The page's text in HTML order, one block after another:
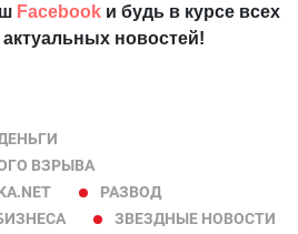
Facebook и будь в курсе всех
новостей!
ВЗРЫВА
РАЗВОД
ЗВЕЗДНЫЕ НОВОСТИ